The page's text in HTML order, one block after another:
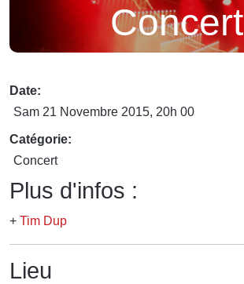
Concert
Date:
Sam 21 Novembre 2015, 20h 00
Catégorie:
Concert
Plus d'infos :
+ Tim Dup
Lieu